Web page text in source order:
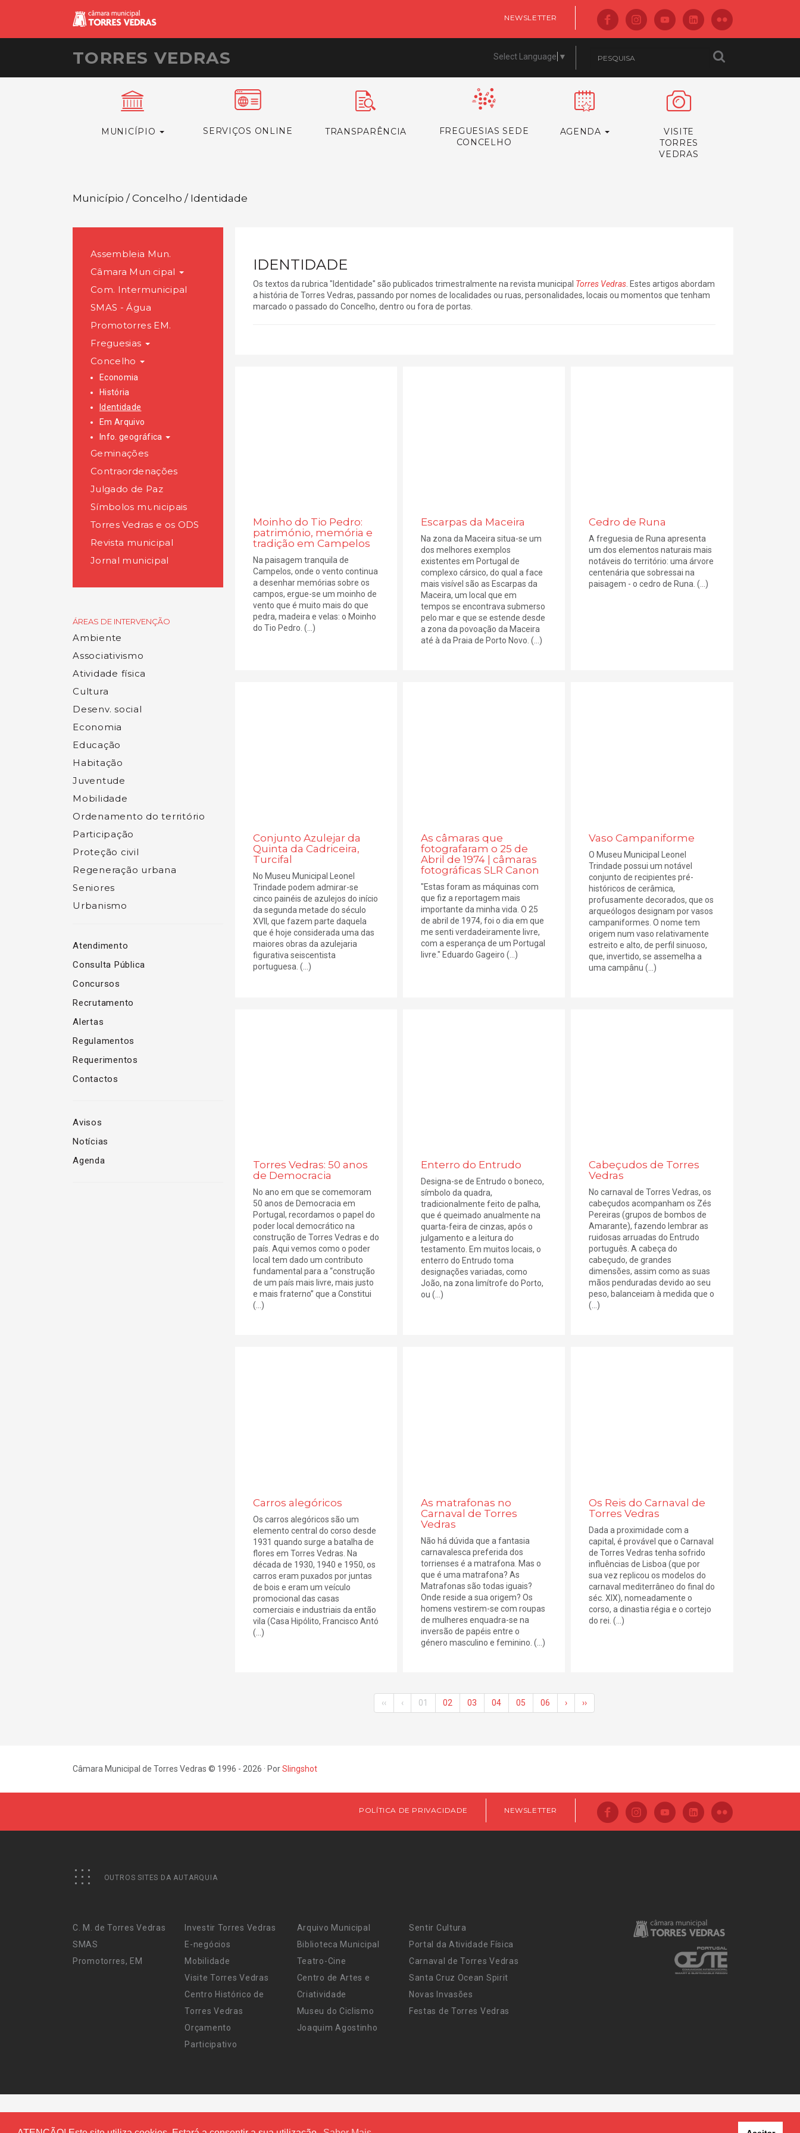
NEWSLETTER
TORRES VEDRAS Select Language ▼
MUNICÍPIO SERVIÇOS ONLINE TRANSPARÊNCIA
FREGUESIAS SEDE
CONCELHO
AGENDA
VISITE
TORRES
VEDRAS
Município / Concelho / Identidade
Assembleia Mun.
Câmara Municipal
Com. Intermunicipal
SMAS - Água
Promotorres EM.
Freguesias
Concelho
Economia
História
Identidade
Em Arquivo
Info. geográfica
Geminações
Contraordenações
Julgado de Paz
Símbolos municipais
Torres Vedras e os ODS
Revista municipal
Jornal municipal
ÁREAS DE INTERVENÇÃO
Ambiente
Associativismo
Atividade física
Cultura
Desenv. social
Economia
Educação
Habitação
Juventude
Mobilidade
Ordenamento do território
Participação
Proteção civil
Regeneração urbana
Seniores
Urbanismo
Atendimento
Consulta Pública
Concursos
Recrutamento
Alertas
Regulamentos
Requerimentos
Contactos
Avisos
Notícias
Agenda
IDENTIDADE
Os textos da rubrica "Identidade" são publicados trimestralmente na revista municipal Torres Vedras. Estes artigos abordam
a história de Torres Vedras, passando por nomes de localidades ou ruas, personalidades, locais ou momentos que tenham
marcado o passado do Concelho, dentro ou fora de portas.
Moinho do Tio Pedro:
património, memória e
tradição em Campelos
Na paisagem tranquila de
Campelos, onde o vento continua
a desenhar memórias sobre os
campos, ergue-se um moinho de
vento que é muito mais do que
pedra, madeira e velas: o Moinho
do Tio Pedro. (...)
Escarpas da Maceira
Na zona da Maceira situa-se um
dos melhores exemplos
existentes em Portugal de
complexo cársico, do qual a face
mais visível são as Escarpas da
Maceira, um local que em
tempos se encontrava submerso
pelo mar e que se estende desde
a zona da povoação da Maceira
até à da Praia de Porto Novo. (...)
Cedro de Runa
A freguesia de Runa apresenta
um dos elementos naturais mais
notáveis do território: uma árvore
centenária que sobressai na
paisagem - o cedro de Runa. (...)
Conjunto Azulejar da
Quinta da Cadriceira,
Turcifal
No Museu Municipal Leonel
Trindade podem admirar-se
cinco painéis de azulejos do início
da segunda metade do século
XVII, que fazem parte daquela
que é hoje considerada uma das
maiores obras da azulejaria
figurativa seiscentista
portuguesa. (...)
As câmaras que
fotografaram o 25 de
Abril de 1974 | câmaras
fotográficas SLR Canon
"Estas foram as máquinas com
que fiz a reportagem mais
importante da minha vida. O 25
de abril de 1974, foi o dia em que
me senti verdadeiramente livre,
com a esperança de um Portugal
livre." Eduardo Gageiro (...)
Vaso Campaniforme
O Museu Municipal Leonel
Trindade possui um notável
conjunto de recipientes pré-
históricos de cerâmica,
profusamente decorados, que os
arqueólogos designam por vasos
campaniformes. O nome tem
origem num vaso relativamente
estreito e alto, de perfil sinuoso,
que, invertido, se assemelha a
uma campânu (...)
Torres Vedras: 50 anos
de Democracia
No ano em que se comemoram
50 anos de Democracia em
Portugal, recordamos o papel do
poder local democrático na
construção de Torres Vedras e do
país. Aqui vemos como o poder
local tem dado um contributo
fundamental para a “construção
de um país mais livre, mais justo
e mais fraterno” que a Constitui
(...)
Enterro do Entrudo
Designa-se de Entrudo o boneco,
símbolo da quadra,
tradicionalmente feito de palha,
que é queimado anualmente na
quarta-feira de cinzas, após o
julgamento e a leitura do
testamento. Em muitos locais, o
enterro do Entrudo toma
designações variadas, como
João, na zona limítrofe do Porto,
ou (...)
Cabeçudos de Torres
Vedras
No carnaval de Torres Vedras, os
cabeçudos acompanham os Zés
Pereiras (grupos de bombos de
Amarante), fazendo lembrar as
ruidosas arruadas do Entrudo
português. A cabeça do
cabeçudo, de grandes
dimensões, assim como as suas
mãos penduradas devido ao seu
peso, balanceiam à medida que o
(...)
Carros alegóricos
Os carros alegóricos são um
elemento central do corso desde
1931 quando surge a batalha de
flores em Torres Vedras. Na
década de 1930, 1940 e 1950, os
carros eram puxados por juntas
de bois e eram um veículo
promocional das casas
comerciais e industriais da então
vila (Casa Hipólito, Francisco Antó
(...)
As matrafonas no
Carnaval de Torres
Vedras
Não há dúvida que a fantasia
carnavalesca preferida dos
torrienses é a matrafona. Mas o
que é uma matrafona? As
Matrafonas são todas iguais?
Onde reside a sua origem? Os
homens vestirem-se com roupas
de mulheres enquadra-se na
inversão de papéis entre o
género masculino e feminino. (...)
Os Reis do Carnaval de
Torres Vedras
Dada a proximidade com a
capital, é provável que o Carnaval
de Torres Vedras tenha sofrido
influências de Lisboa (que por
sua vez replicou os modelos do
carnaval mediterrâneo do final do
séc. XIX), nomeadamente o
corso, a dinastia régia e o cortejo
do rei. (...)
‹‹ ‹ 01 02 03 04 05 06 › ››
Câmara Municipal de Torres Vedras © 1996 - 2026 · PorSlingshot
POLÍTICA DE PRIVACIDADE NEWSLETTER
OUTROS SITES DA AUTARQUIA
C. M. de Torres Vedras
SMAS
Promotorres, EM
Investir Torres Vedras
E-negócios
Mobilidade
Visite Torres Vedras
Centro Histórico de
Torres Vedras
Orçamento
Participativo
Arquivo Municipal
Biblioteca Municipal
Teatro-Cine
Centro de Artes e
Criatividade
Museu do Ciclismo
Joaquim Agostinho
Sentir Cultura
Portal da Atividade Física
Carnaval de Torres Vedras
Santa Cruz Ocean Spirit
Novas Invasões
Festas de Torres Vedras